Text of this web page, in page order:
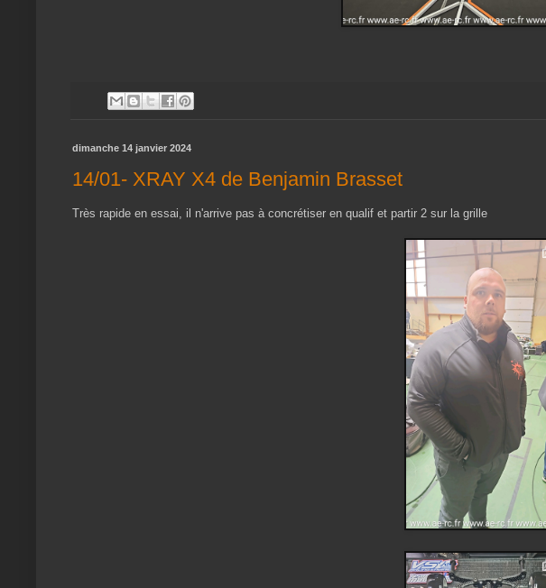
dimanche 14 janvier 2024
14/01- XRAY X4 de Benjamin Brasset
Très rapide en essai, il n'arrive pas à concrétiser en qualif et partir 2 sur la grille